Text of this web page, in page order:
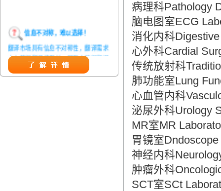
信息不对称，难以选择！
翻译市场具有信息不对称性，翻译需求
方在获得翻译结果前，甚至在获得翻译
结果后，都无法准确判定翻译质量。从
而给劣质翻译者提供了一定生存条件，
病理科Pathology
脑电图室ECG
消化内科
心外科Cardial
传统放射科
肺功能室Lung
心血管内科
泌尿外科Urology
MR室MR
胃镜室
神经内科
肿瘤外科
SCT室SCt